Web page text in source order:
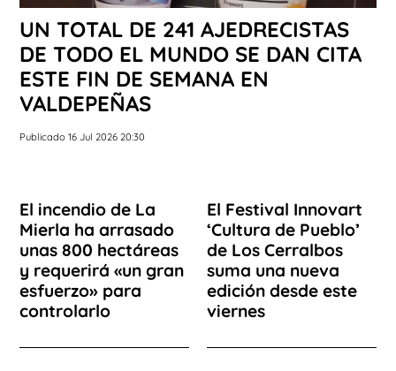
UN TOTAL DE 241 AJEDRECISTAS
DE TODO EL MUNDO SE DAN CITA
ESTE FIN DE SEMANA EN
VALDEPEÑAS
Publicado 16 Jul 2026 20:30
El incendio de La
Mierla ha arrasado
unas 800 hectáreas
y requerirá «un gran
esfuerzo» para
controlarlo
El Festival Innovart
‘Cultura de Pueblo’
de Los Cerralbos
suma una nueva
edición desde este
viernes